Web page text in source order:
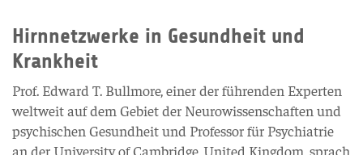
Hirnnetzwerke in Gesundheit und
Krankheit
Prof. Edward T. Bullmore, einer der führenden Experten
weltweit auf dem Gebiet der Neurowissenschaften und
psychischen Gesundheit und Professor für Psychiatrie
an der University of Cambridge, United Kingdom, sprach